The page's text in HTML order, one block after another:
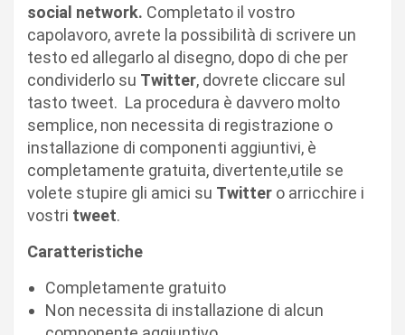
social network. Completato il vostro
capolavoro, avrete la possibilità di scrivere un
testo ed allegarlo al disegno, dopo di che per
condividerlo su Twitter, dovrete cliccare sul
tasto tweet. La procedura è davvero molto
semplice, non necessita di registrazione o
installazione di componenti aggiuntivi, è
completamente gratuita, divertente,utile se
volete stupire gli amici su Twitter o arricchire i
vostri tweet.
Caratteristiche
Completamente gratuito
Non necessita di installazione di alcun